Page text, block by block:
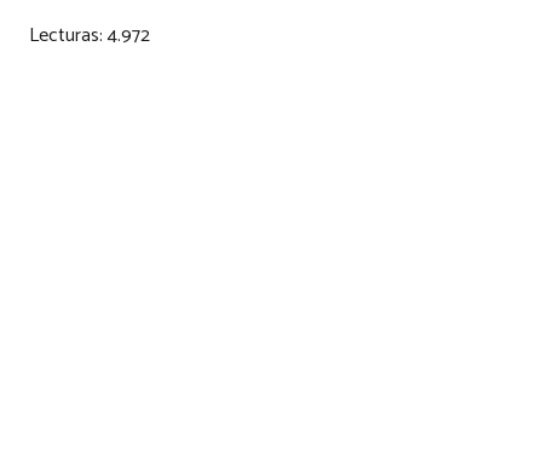
Lecturas:4.972